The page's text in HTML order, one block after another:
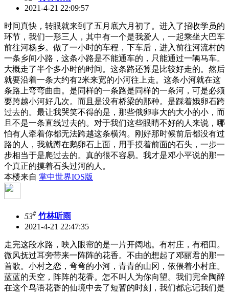
2021-4-21 22:09:57
时间真快，转眼就来到了五月底六月初了。进入了招收学员的
环节，我们一形三人，其中有一个是我爱人，一起乘坐大巴车
前往河杨乡。做了一小时的车程，下车后，进入前往河流村的
一条乡间小路，这条小路是不能通车的，只能通过一辆马车。
大概走了半个多小时的时间。这条路还算是比较好走的。然后
就要沿着一条大约有2米来宽的小河往上走。这条小河就在这
条路上弯弯曲曲。是同样的一条路是同样的一条河，可是必须
要跨越小河好几次。而且是没有桥梁的那种。是踩着娥卵石跨
过去的。最让我哭笑不得的是，那些俄卵事大的大小的小，而
且不是一条直线过去的。对于我们这些眼睛不好的人来说，哪
怕有人牵着你都无法跨越这条横沟。刚好那时候前后都没有过
路的人，我就蹲在鹅卵石上面，用手摸着前面的石头，一步一
步相当于是爬过去的。真的很不容易。我才是邓小平说的那一
个真正的摸着石头过河的人。
本楼来自 掌中世界IOS版
53# 竹林听雨
2021-4-21 22:47:35
走完这段水路，映入眼帘的是一片开阔地。有村庄，有稻田。
微风抚过耳旁带来一阵阵的花香。不由的想起了邓丽君的那一
首歌。小村之恋，弯弯的小河，青青的山冈，依偎着小村庄。
蓝蓝的天空，阵阵的花香。怎不叫人为你向望。我们完全陶醉
在这个鸟语花香的仙境中去了短暂的时刻，我们都忘记我们是